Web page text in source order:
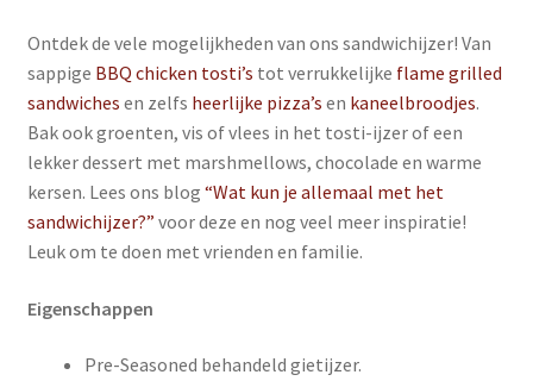
Ontdek de vele mogelijkheden van ons sandwichijzer! Van
sappige BBQ chicken tosti’s tot verrukkelijke flame grilled
sandwiches en zelfs heerlijke pizza’s en kaneelbroodjes.
Bak ook groenten, vis of vlees in het tosti-ijzer of een
lekker dessert met marshmellows, chocolade en warme
kersen. Lees ons blog “Wat kun je allemaal met het
sandwichijzer?” voor deze en nog veel meer inspiratie!
Leuk om te doen met vrienden en familie.
Eigenschappen
Pre-Seasoned behandeld gietijzer.